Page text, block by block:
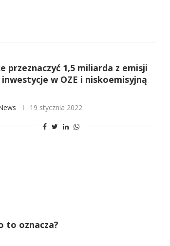
przeznaczyć 1,5 miliarda z emisji
w OZE i niskoemisyjną
19 stycznia 2022
to oznacza?